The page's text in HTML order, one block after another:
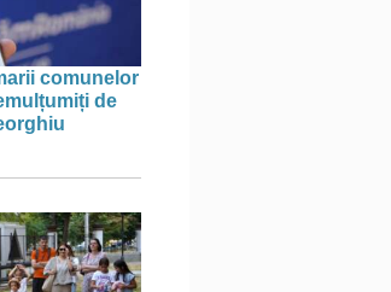
comunelor
de